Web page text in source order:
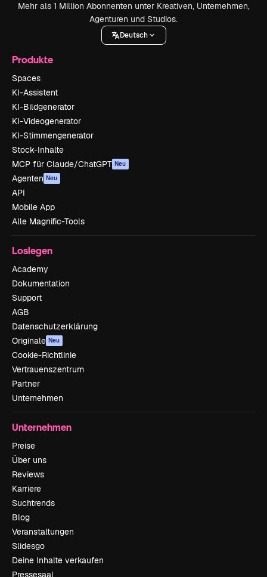
Mehr als 1 Million Abonnenten unter Kreativen, Unternehmen,
Agenturen und Studios.
Deutsch
Produkte
Spaces
KI-Assistent
KI-Bildgenerator
KI-Videogenerator
KI-Stimmengenerator
Stock-Inhalte
MCP für Claude/ChatGPT Neu
Agenten Neu
API
Mobile App
Alle Magnific-Tools
Loslegen
Academy
Dokumentation
Support
AGB
Datenschutzerklärung
Originale Neu
Cookie-Richtlinie
Vertrauenszentrum
Partner
Unternehmen
Unternehmen
Preise
Über uns
Reviews
Karriere
Suchtrends
Blog
Veranstaltungen
Slidesgo
Deine Inhalte verkaufen
Pressesaal